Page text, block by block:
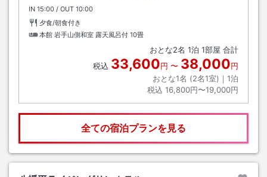
IN チェックイン
15:00 / OUT チェックアウト
10:00
夕食/朝食付き
本館 岩手山側和室 露天風呂付 10畳
おとな2名 1泊 1部屋 合計
税込 33,600円 〜 38,000円
おとな1名 (2名1室)｜ 1泊
税込 16,800円〜19,000円
全ての宿泊プランを見る